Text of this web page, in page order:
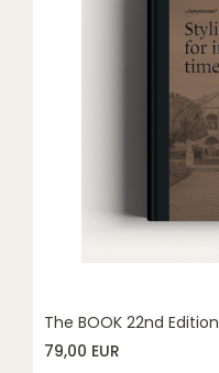
The BOOK 22nd Edition
79,00 EUR